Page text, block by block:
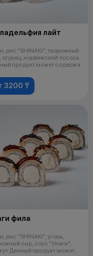
лайт
рис "SHINAKI", творожный
огурец, норвежский лосось
продукт может содержа
3200 ₸
фила
рис "SHINAKI", угорь,
сыр, соус "Унаги",
Данный продукт может